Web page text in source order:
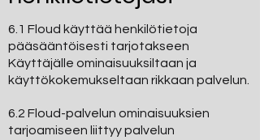
6.1 Floud käyttää henkilötietoja
pääsääntöisesti tarjotakseen
Käyttäjälle ominaisuuksiltaan ja
käyttökokemukseltaan rikkaan palvelun.
6.2 Floud-palvelun ominaisuuksien
tarjoamiseen liittyy palvelun